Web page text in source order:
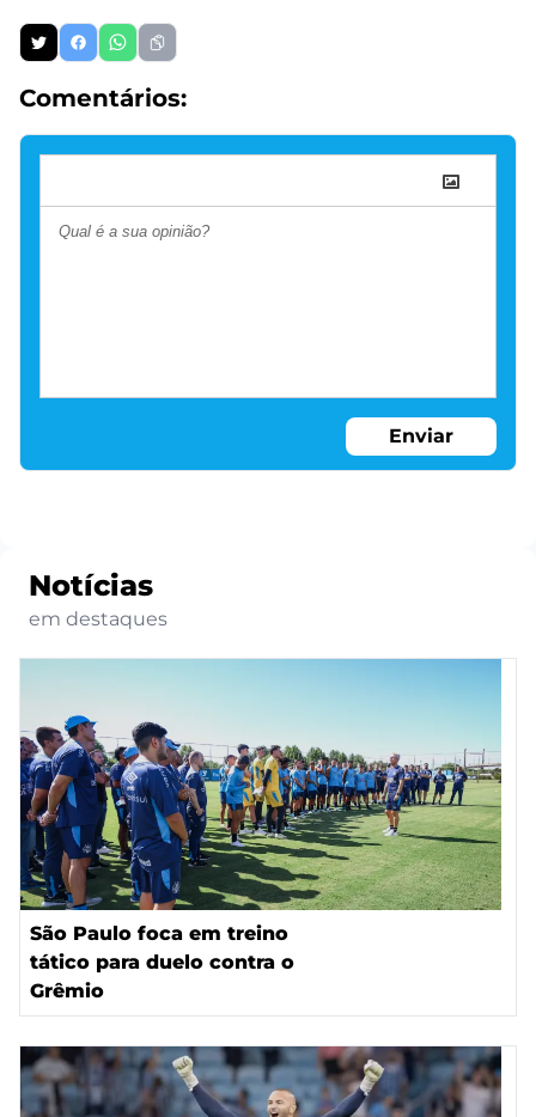
Comentários:
Enviar
Notícias
em destaques
São Paulo foca em treino
tático para duelo contra o
Grêmio